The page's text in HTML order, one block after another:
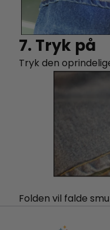
7. Tryk på
Tryk den
Folden vil falde